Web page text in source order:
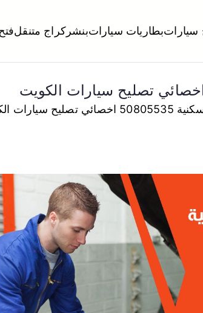
اطارات عجلات تصليح وصيانة سيارات امام
سياراتبطاريات سياراتبنشر كراج متنقل
الكويت